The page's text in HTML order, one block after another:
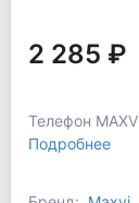
2 285 ₽
Телефон
Подробнее